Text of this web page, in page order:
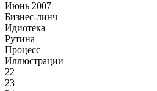
Июнь 2007
Бизнес-линч
Идиотека
Рутина
Процесс
Иллюстрации
22
23